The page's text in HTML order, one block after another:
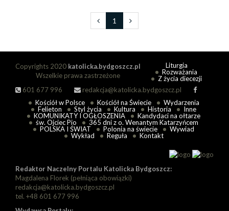
1
Copyrights 2020 katolicka.bydgoszcz.pl
Wszelkie prawa zastrzeżone
601 677 996
redakcja@katolicka.bydgoszcz.pl
Liturgia
Rozważania
Z życia diecezji
Kościół w Polsce Kościół na Świecie
Wydarzenia
Felieton
Styl życia Kultura Historia
Inne
KOMUNIKATY I OGŁOSZENIA
Kandydaci na ołtarze
św. Ojciec Pio
365 dni z o. Wenantym Katarzyńcem
POLSKA I ŚWIAT
Polonia na świecie
Wywiad
Wykład
Reguła Kontakt
Redaktor Naczelny Portalu Katolicka Bydgoszcz:
Magdalena Florek (pełniąca obowiązki)
redakcja@katolicka.bydgoszcz.pl
tel. +48 601 677 996